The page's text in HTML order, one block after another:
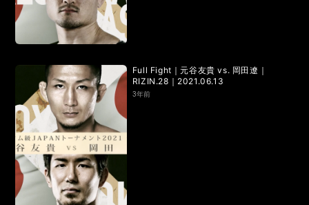
RIZIN.20 RIZIN.19
RIZIN.10 RIZIN.9
RIZIN.5 RIZIN.4 RIZIN.3
TRIGGER 3rd TRIGGER 2nd
LANDMARK vol.17 LANDMARK vol.16
Full Fight｜元谷友貴 vs. 岡田遼｜
RIZIN.28｜2021.06.13
3年前